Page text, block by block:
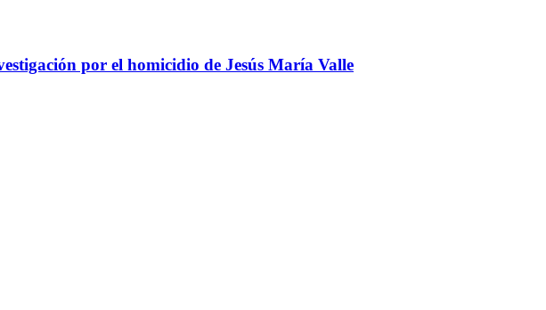
por el homicidio de Jesús María Valle